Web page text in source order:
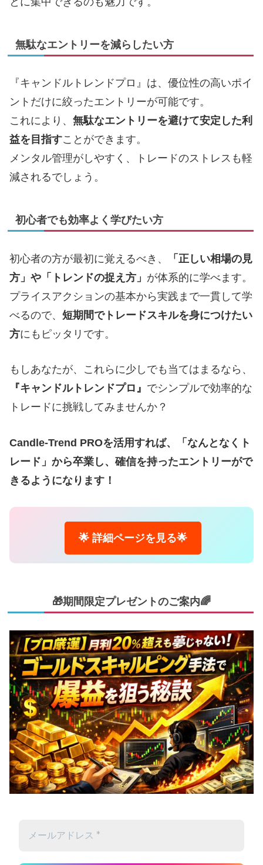
無駄なエントリーを減らしたい方
『キャンドルトレンドプロ』は、優位性の高いポイ
ントだけに絞ったエントリーが可能です。
これにより、 無駄なエントリーを避けて安定した利
益を目指すことができます。
メンタル管理がしやすく、トレードのストレスも軽
減されるでしょう。
初心者でも効率よく学びたい方
初心者の方が最初に覚えるべき、
「正しい相場の見
方」や「トレンドの捉え方」 が体系的に学べます。
プライスアクションの基本から実践まで一貫して学
べるので、 短期間でトレードスキルを身につけたい
方にもピッタリです。
もしあなたが、これらに少しでも当てはまるなら、
『キャンドルトレンドプロ』 でシンプルで効率的な
トレードに挑戦してみませんか？
Candle-Trend PROを活用すれば、「なんとなくト
レード」から卒業し、確信を持ったエントリーがで
きるようになります！
🌟 詳細ページを見る🌟
🎁期間限定プレゼントのご案内🌈